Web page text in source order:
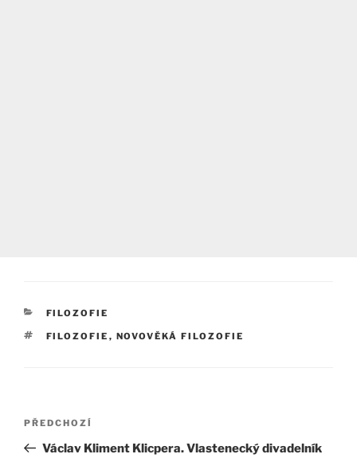
RUBRIKY
FILOZOFIE
ŠTÍTKY
FILOZOFIE , NOVOVĚKÁ FILOZOFIE
Navigace
Předchozí
příspěvek
PŘEDCHOZÍ
Václav Kliment Klicpera. Vlastenecký divadelník